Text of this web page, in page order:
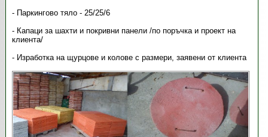
- Паркингово тяло - 25/25/6
- Капаци за шахти и покривни панели /по поръчка и проект на
клиента/
- Изработка на щурцове и колове с размери, заявени от клиента